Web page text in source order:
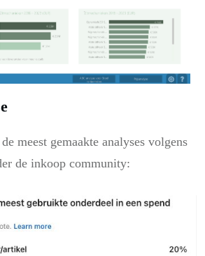
meest gemaakte analyses volgens
de inkoop community: